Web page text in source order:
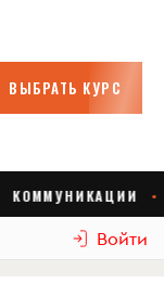
Войти